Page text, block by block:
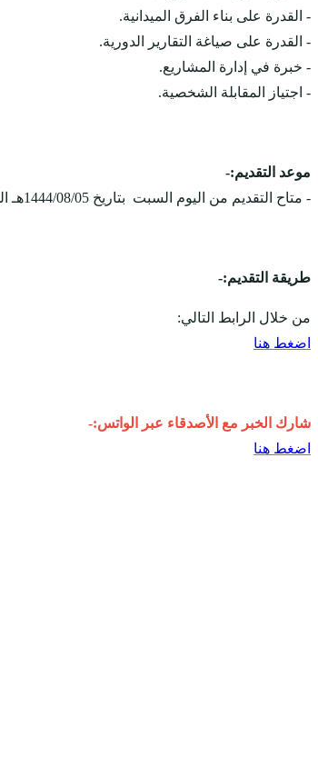
- القدرة على بناء الفرق الميدانية.
- القدرة على صياغة التقارير الدورية.
- خبرة في إدارة المشاريع.
- اجتياز المقابلة الشخصية.
موعد التقديم:-
- متاح التقديم من اليوم السبت بتاريخ 1444/08/05هـ الموافق بالميلادي 2023/02/25م، ويستمر التقديم على الوظائف حتى يوم 1444/08/07هـ الموافق بالميلادي 2023/03/12م.
طريقة التقديم:-
من خلال الرابط التالي:
اضغط هنا
شارك الخبر مع الأصدقاء عبر الواتس:-
اضغط هنا